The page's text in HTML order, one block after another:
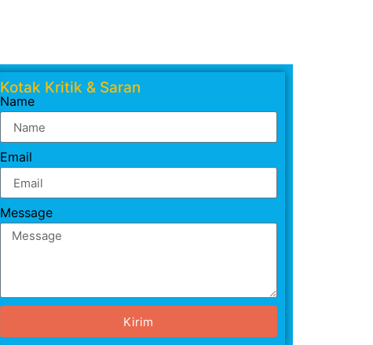
Kotak Kritik & Saran
Name
Email
Message
Kirim